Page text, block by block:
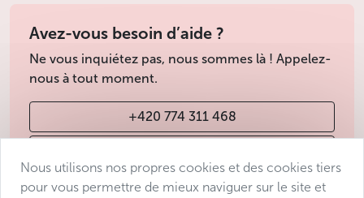
Avez-vous besoin d’aide ?
Ne vous inquiétez pas, nous sommes là ! Appelez-
nous à tout moment.
+420 774 311 468
Nous utilisons nos propres cookies et des cookies tiers
pour vous permettre de mieux naviguer sur le site et